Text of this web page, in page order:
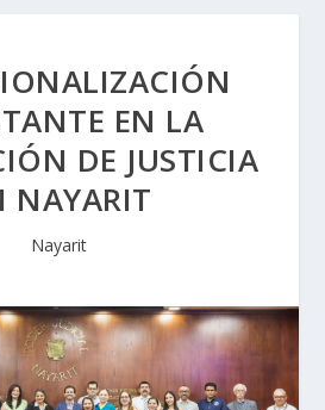
EN LA
DE JUSTICIA
NAYARIT
Nayarit